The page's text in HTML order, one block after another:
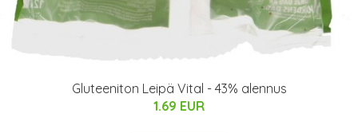
Gluteeniton Leipä Vital - 43% alennus
1.69 EUR